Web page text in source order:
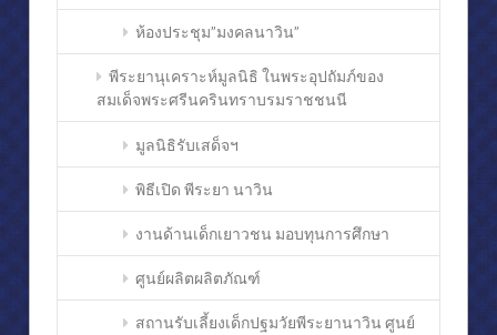
ห้องประชุม”มงคลนาวิน”
พีระยานุเคราะห์มูลนิธิ ในพระอุปถัมภ์ของ
สมเด็จพระศรีนครินทราบรมราชชนนี
มูลนิธิรับเสด็จฯ
พิธีเปิด พีระยา นาวิน
งานด้านเด็กเยาวชน มอบทุนการศึกษา
ศูนย์ผลิตผลิตภัณฑ์
สถานรับเลี้ยงเด็กปฐมวัยพีระยานาวิน ศูนย์